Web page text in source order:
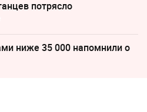
потрясло
ниже 35 000 напомнили о